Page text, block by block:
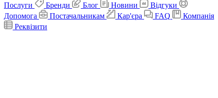
Послуги
Бренди Блог Новини
Відгуки
Допомога
Постачальникам Кар'єра FAQ
Компанія
Реквізити